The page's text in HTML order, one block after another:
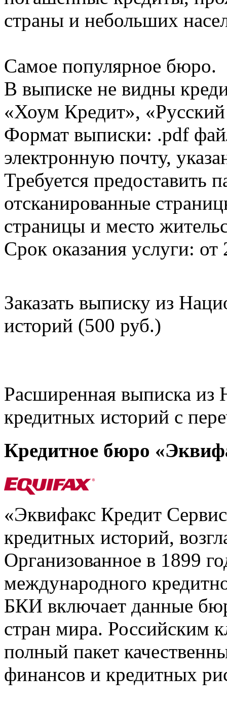
страны и небольших
Самое популярное бюро.
В выписке не видны
«Хоум Кредит»,
Формат выписки: .pdf
электронную почту,
Требуется предоставить
отсканированные
страницы и место
Срок оказания услуги: от
Заказать выписку из
историй (500 руб.)
Расширенная выписка из
кредитных историй с
Кредитное бюро
«Эквифакс Кредит
кредитных историй,
Организованное в 1899
международного
БКИ включает данные
стран мира. Российским
полный пакет
финансов и кредитных